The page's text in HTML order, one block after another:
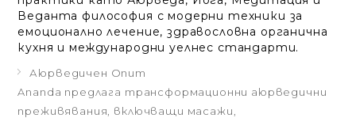
Веданта философия с модерни техники за
емоционално лечение, здравословна органична
кухня и международни уелнес стандарти.
Аюрведичен Опит
Ananda предлага трансформационни аюрведични
преживявания, включващи масажи,